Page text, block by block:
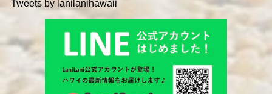
Tweets by lanilanihawaii